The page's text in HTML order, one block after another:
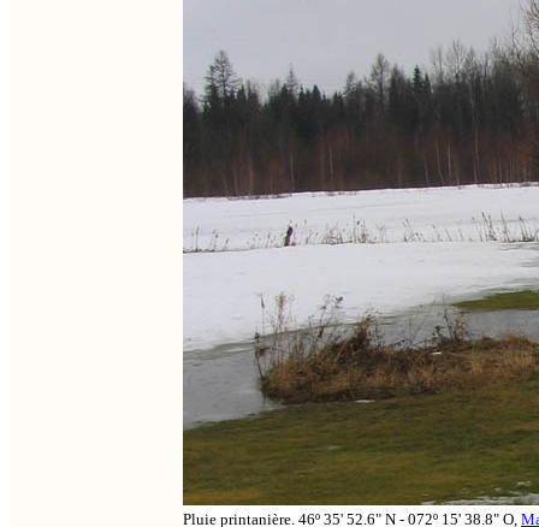
Pluie printanière. 46º 35' 52.6" N - 072º 15' 38.8" O,